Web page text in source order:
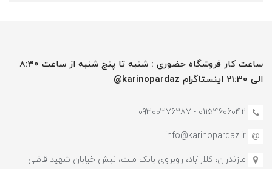
ساعت کار فروشگاه حضوری : شنبه تا پنج شنبه از ساعت 8:30
الی 21:30 اینستاگرام karinopardaz@
01154606042 - 09300376287
info@karinopardaz.ir
مازندران، کلارآباد، روبروی بانک ملت، نبش خیابان شهید قاضی